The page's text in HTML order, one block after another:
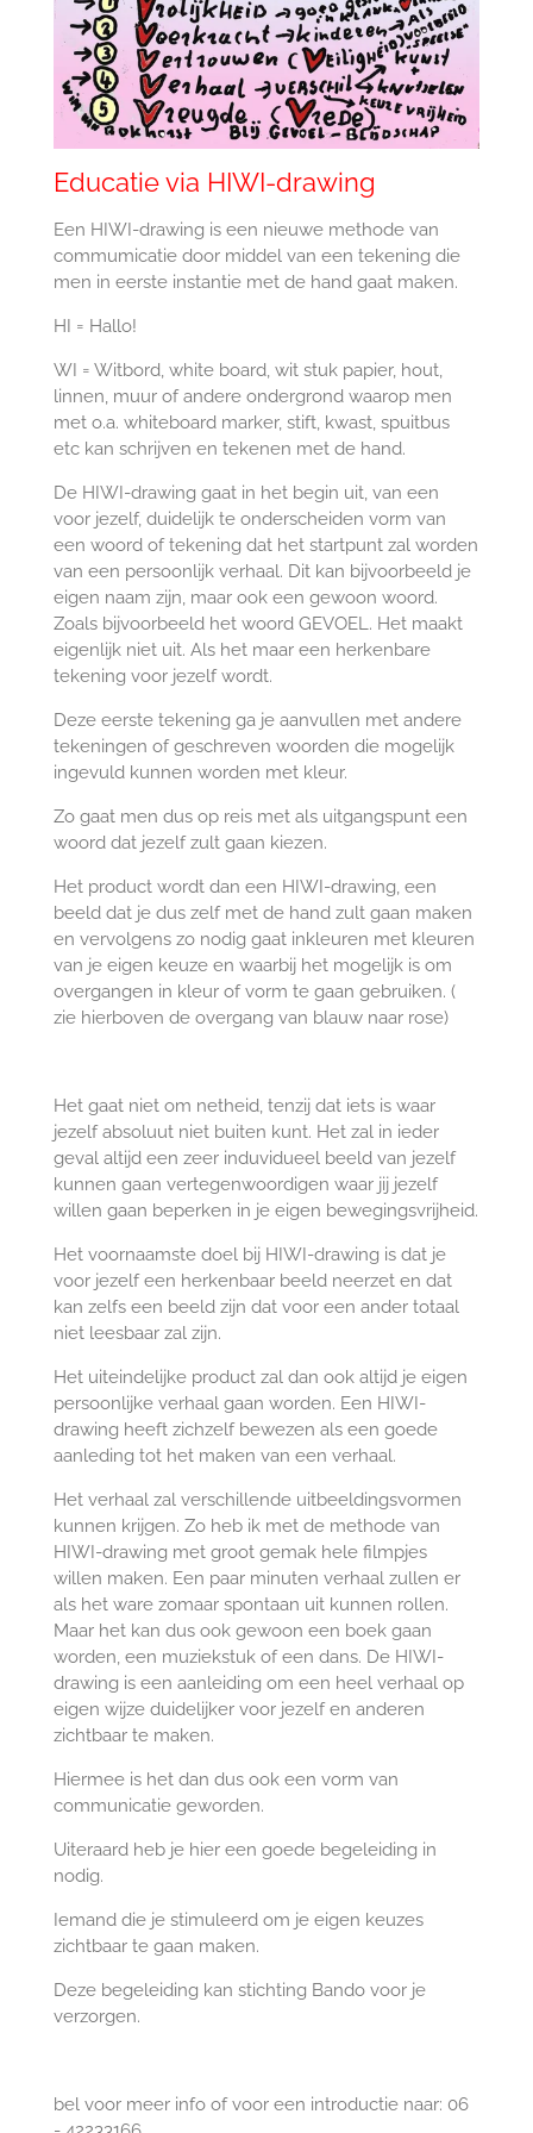
Educatie via HIWI-drawing
Een HIWI-drawing is een nieuwe methode van
commumicatie door middel van een tekening die
men in eerste instantie met de hand gaat maken.
HI = Hallo!
WI = Witbord, white board, wit stuk papier, hout,
linnen, muur of andere ondergrond waarop men
met o.a. whiteboard marker, stift, kwast, spuitbus
etc kan schrijven en tekenen met de hand.
De HIWI-drawing gaat in het begin uit, van een
voor jezelf, duidelijk te onderscheiden vorm van
een woord of tekening dat het startpunt zal worden
van een persoonlijk verhaal. Dit kan bijvoorbeeld je
eigen naam zijn, maar ook een gewoon woord.
Zoals bijvoorbeeld het woord GEVOEL. Het maakt
eigenlijk niet uit. Als het maar een herkenbare
tekening voor jezelf wordt.
Deze eerste tekening ga je aanvullen met andere
tekeningen of geschreven woorden die mogelijk
ingevuld kunnen worden met kleur.
Zo gaat men dus op reis met als uitgangspunt een
woord dat jezelf zult gaan kiezen.
Het product wordt dan een HIWI-drawing, een
beeld dat je dus zelf met de hand zult gaan maken
en vervolgens zo nodig gaat inkleuren met kleuren
van je eigen keuze en waarbij het mogelijk is om
overgangen in kleur of vorm te gaan gebruiken. (
zie hierboven de overgang van blauw naar rose)
Het gaat niet om netheid, tenzij dat iets is waar
jezelf absoluut niet buiten kunt. Het zal in ieder
geval altijd een zeer induvidueel beeld van jezelf
kunnen gaan vertegenwoordigen waar jij jezelf
willen gaan beperken in je eigen bewegingsvrijheid.
Het voornaamste doel bij HIWI-drawing is dat je
voor jezelf een herkenbaar beeld neerzet en dat
kan zelfs een beeld zijn dat voor een ander totaal
niet leesbaar zal zijn.
Het uiteindelijke product zal dan ook altijd je eigen
persoonlijke verhaal gaan worden. Een HIWI-
drawing heeft zichzelf bewezen als een goede
aanleding tot het maken van een verhaal.
Het verhaal zal verschillende uitbeeldingsvormen
kunnen krijgen. Zo heb ik met de methode van
HIWI-drawing met groot gemak hele filmpjes
willen maken. Een paar minuten verhaal zullen er
als het ware zomaar spontaan uit kunnen rollen.
Maar het kan dus ook gewoon een boek gaan
worden, een muziekstuk of een dans. De HIWI-
drawing is een aanleiding om een heel verhaal op
eigen wijze duidelijker voor jezelf en anderen
zichtbaar te maken.
Hiermee is het dan dus ook een vorm van
communicatie geworden.
Uiteraard heb je hier een goede begeleiding in
nodig.
Iemand die je stimuleerd om je eigen keuzes
zichtbaar te gaan maken.
Deze begeleiding kan stichting Bando voor je
verzorgen.
bel voor meer info of voor een introductie naar: 06